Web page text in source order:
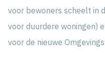
voor bewoners scheelt in
voor duurdere woningen)
voor de nieuwe